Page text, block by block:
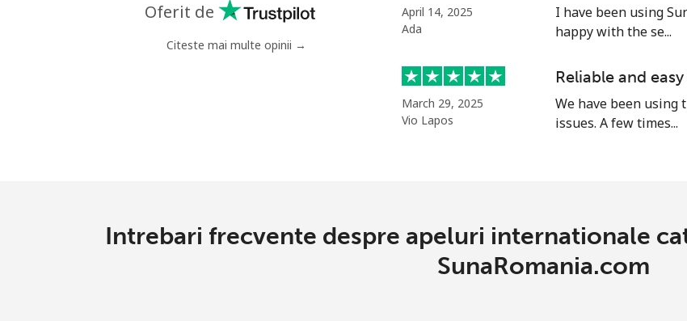
Oferit de
Citeste mai multe opinii →
April 14, 2025
Ada
I have been using
happy with the se...
March 29, 2025
Vio Lapos
Reliable and
We have been using
issues. A few times...
Intrebari frecvente despre apeluri internationale
SunaRomania.com